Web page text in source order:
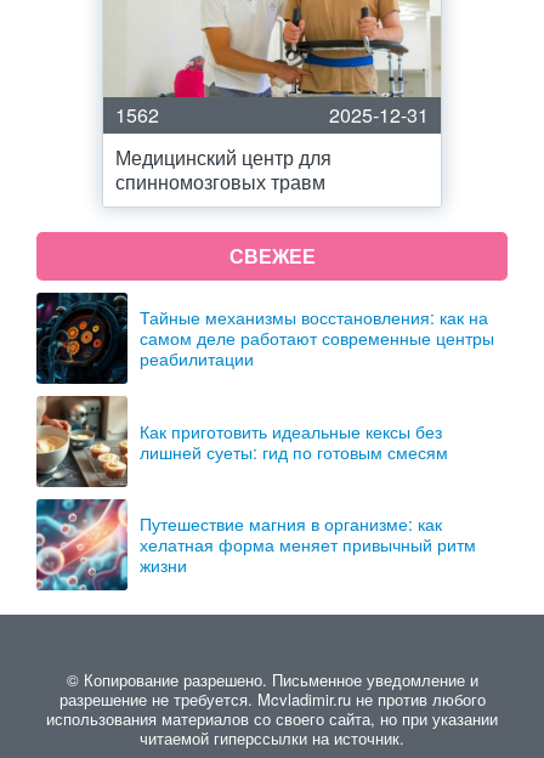
1562
2025-12-31
Медицинский центр для
спинномозговых травм
СВЕЖЕЕ
Тайные механизмы восстановления: как на
самом деле работают современные центры
реабилитации
Как приготовить идеальные кексы без
лишней суеты: гид по готовым смесям
Путешествие магния в организме: как
хелатная форма меняет привычный ритм
жизни
© Копирование разрешено. Письменное уведомление и
разрешение не требуется. Mcvladimir.ru не против любого
использования материалов со своего сайта, но при указании
читаемой гиперссылки на источник.